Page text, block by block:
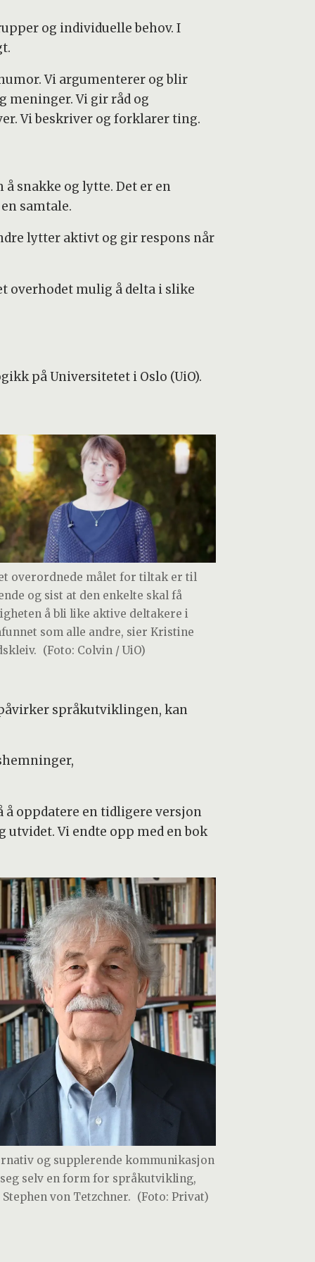
og individuelle behov. I
Vi argumenterer og blir
meninger. Vi gir råd og
Vi beskriver og forklarer ting.
snakke og lytte. Det er en
samtale.
lytter aktivt og gir respons når
overhodet mulig å delta i slike
på Universitetet i Oslo (UiO).
overordnede målet for tiltak er til
og sist at den enkelte skal få
å bli like aktive deltakere i
som alle andre, sier Kristine
(Foto: Colvin / UiO)
språkutviklingen, kan
oppdatere en tidligere versjon
Vi endte opp med en bok
og supplerende kommunikasjon
selv en form for språkutvikling,
von Tetzchner. (Foto: Privat)